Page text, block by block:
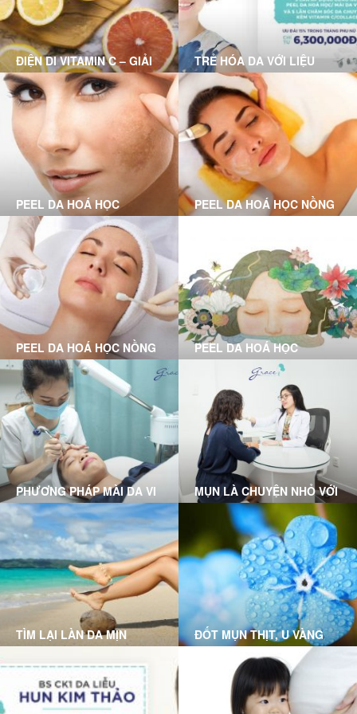
ĐIỆN DI VITAMIN C – GIẢI
PHÁP CHO LÀN DA HƯ
TỔN
TRẺ HÓA DA VỚI LIỆU
TRÌNH FOREVER YOUNG
PEEL DA HOÁ HỌC
CHUYÊN SÂU LÀ GÌ?
PEEL DA HOÁ HỌC NỒNG
ĐỘ VỪA LÀ GÌ?
PEEL DA HOÁ HỌC NỒNG
ĐỘ NHẸ LÀ GÌ?
PEEL DA HOÁ HỌC
PHƯƠNG PHÁP MÀI DA VI
ĐIỂM
MICRODERMABRASION
TẠI GRACE SKINCARE
CLINIC
MỤN LÀ CHUYỆN NHỎ VỚI
LIỆU TRÌNH CLEAR SKIN
TẠI GRACE SKINCARE
CLINIC
TÌM LẠI LÀN DA MỊN
MÀNG VỚI CÔNG NGHỆ
TRIỆT LÔNG DPL (DYE-PL)
ĐỐT MỤN THỊT, U VÀNG